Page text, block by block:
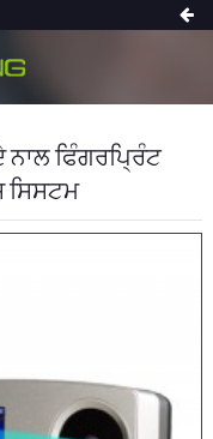
ਨਾਲ ਫਿੰਗਰਪ੍ਰਿੰਟ